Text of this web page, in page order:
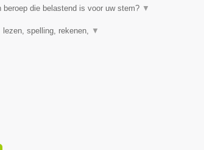
beroep die belastend is voor uw stem? ▼
lezen, spelling, rekenen, ▼